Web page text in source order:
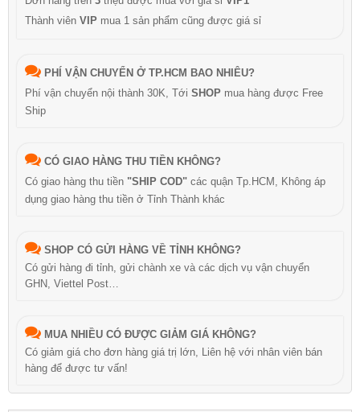
Thành viên VIP mua 1 sản phẩm cũng được giá sỉ
PHÍ VẬN CHUYỂN Ở TP.HCM BAO NHIÊU?
Phí vận chuyển nội thành 30K, Tới SHOP mua hàng được Free
Ship
CÓ GIAO HÀNG THU TIỀN KHÔNG?
Có giao hàng thu tiền "SHIP COD" các quận Tp.HCM, Không áp
dụng giao hàng thu tiền ở Tỉnh Thành khác
SHOP CÓ GỬI HÀNG VỀ TỈNH KHÔNG?
Có gửi hàng đi tỉnh, gửi chành xe và các dịch vụ vận chuyển
GHN, Viettel Post…
MUA NHIỀU CÓ ĐƯỢC GIẢM GIÁ KHÔNG?
Có giảm giá cho đơn hàng giá trị lớn, Liên hệ với nhân viên bán
hàng để được tư vấn!